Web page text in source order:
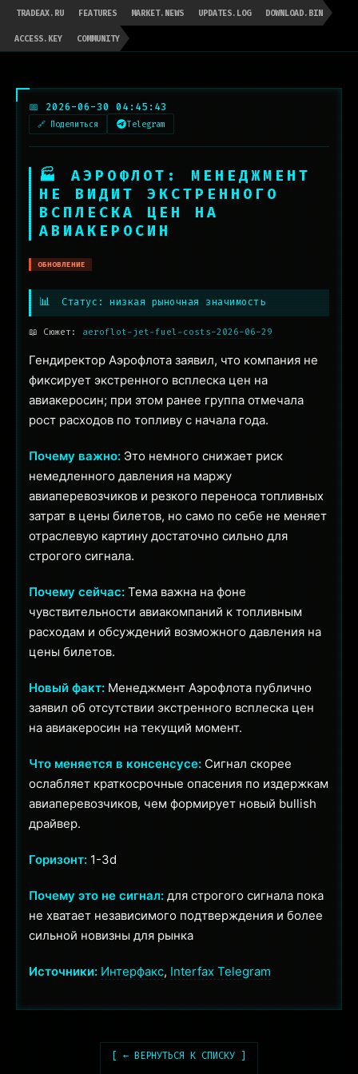
TRADEAX.RU FEATURES MARKET.NEWS UPDATES.LOG DOWNLOAD.BIN
ACCESS.KEY COMMUNITY
📅 2026-06-30 04:45:43
🔗 Поделиться Telegram
🏭 АЭРОФЛОТ: МЕНЕДЖМЕНТ
НЕ ВИДИТ ЭКСТРЕННОГО
ВСПЛЕСКА ЦЕН НА
АВИАКЕРОСИН
ОБНОВЛЕНИЕ
📊 Статус: низкая рыночная значимость
📖 Сюжет: aeroflot-jet-fuel-costs-2026-06-29
Гендиректор Аэрофлота заявил, что компания не
фиксирует экстренного всплеска цен на
авиакеросин; при этом ранее группа отмечала
рост расходов по топливу с начала года.
Почему важно: Это немного снижает риск
немедленного давления на маржу
авиаперевозчиков и резкого переноса топливных
затрат в цены билетов, но само по себе не меняет
отраслевую картину достаточно сильно для
строгого сигнала.
Почему сейчас: Тема важна на фоне
чувствительности авиакомпаний к топливным
расходам и обсуждений возможного давления на
цены билетов.
Новый факт: Менеджмент Аэрофлота публично
заявил об отсутствии экстренного всплеска цен
на авиакеросин на текущий момент.
Что меняется в консенсусе: Сигнал скорее
ослабляет краткосрочные опасения по издержкам
авиаперевозчиков, чем формирует новый bullish
драйвер.
Горизонт: 1-3d
Почему это не сигнал: для строгого сигнала пока
не хватает независимого подтверждения и более
сильной новизны для рынка
Источники: Интерфакс, Interfax Telegram
[ ← ВЕРНУТЬСЯ К СПИСКУ ]